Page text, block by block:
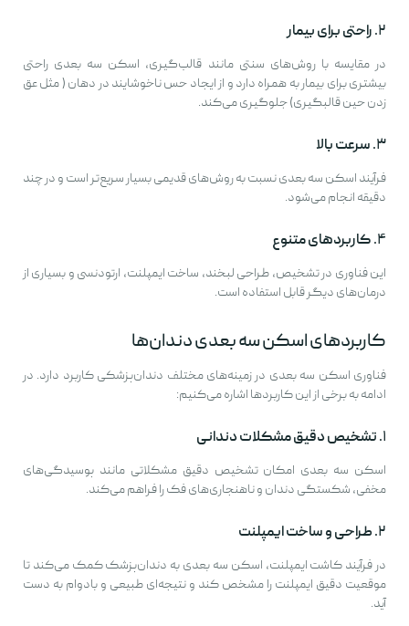
۲. راحتی برای بیمار
در مقایسه با روش‌های سنتی مانند قالب‌گیری، اسکن سه بعدی راحتی
بیشتری برای بیمار به همراه دارد و از ایجاد حس ناخوشایند در دهان ( مثل عق
زدن حین قالبگیری) جلوگیری می‌کند.
۳. سرعت بالا
فرآیند اسکن سه بعدی نسبت به روش‌های قدیمی بسیار سریع‌تر است و در چند
دقیقه انجام می‌شود.
۴. کاربردهای متنوع
این فناوری در تشخیص، طراحی لبخند، ساخت ایمپلنت، ارتودنسی و بسیاری از
درمان‌های دیگر قابل استفاده است.
کاربردهای اسکن سه بعدی دندان‌ها
فناوری اسکن سه بعدی در زمینه‌های مختلف دندان‌پزشکی کاربرد دارد. در
ادامه به برخی از این کاربردها اشاره می‌کنیم:
۱. تشخیص دقیق مشکلات دندانی
اسکن سه بعدی امکان تشخیص دقیق مشکلاتی مانند پوسیدگی‌های
مخفی، شکستگی دندان و ناهنجاری‌های فک را فراهم می‌کند.
۲. طراحی و ساخت ایمپلنت
در فرآیند کاشت ایمپلنت، اسکن سه بعدی به دندان‌پزشک کمک می‌کند تا
موقعیت دقیق ایمپلنت را مشخص کند و نتیجه‌ای طبیعی و بادوام به دست
آید.